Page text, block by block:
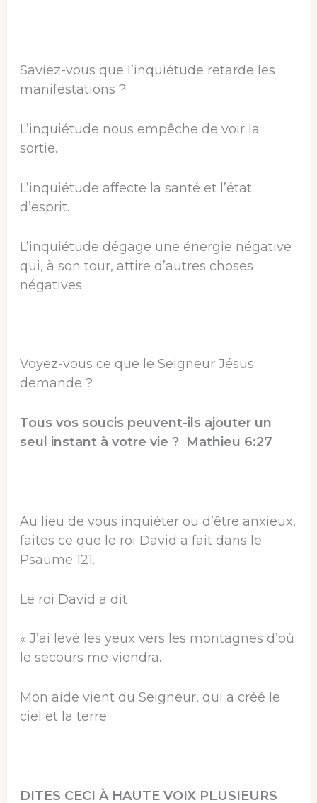
Saviez-vous que l’inquiétude retarde les
manifestations ?
L’inquiétude nous empêche de voir la
sortie.
L’inquiétude affecte la santé et l’état
d’esprit.
L’inquiétude dégage une énergie négative
qui, à son tour, attire d’autres choses
négatives.
Voyez-vous ce que le Seigneur Jésus
demande ?
Tous vos soucis peuvent-ils ajouter un
seul instant à votre vie ? Mathieu 6:27
Au lieu de vous inquiéter ou d’être anxieux,
faites ce que le roi David a fait dans le
Psaume 121.
Le roi David a dit :
« J’ai levé les yeux vers les montagnes d’où
le secours me viendra.
Mon aide vient du Seigneur, qui a créé le
ciel et la terre.
DITES CECI À HAUTE VOIX PLUSIEURS